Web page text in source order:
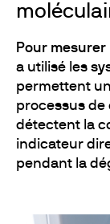
Pour
a utilisé les
permettent
processus de
détectent la
indicateur
pendant la